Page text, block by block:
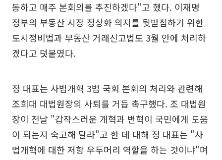
동하고 매주 본회의를 추진하겠다"고 했다. 이재명
정부의 부동산 시장 정상화 의지를 뒷받침하기 위한
도시정비법과 부동산 거래신고법도 3월 안에 처리하
겠다고 덧붙였다.
정 대표는 사법개혁 3법 국회 본회의 처리와 관련해
조희대 대법원장의 사퇴를 거듭 촉구했다. 조 대법원
장이 전날 "갑작스러운 개혁과 변혁이 국민에게 도움
이 되는지 숙고해 달라"고 한 데 대해 정 대표는 "사
법개혁에 대한 저항 우두머리 역할을 하는 것이냐"며